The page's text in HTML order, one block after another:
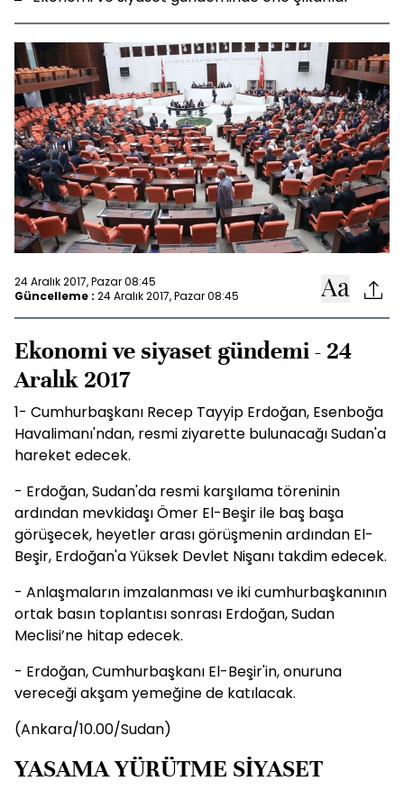
24 Aralık 2017, Pazar 08:45
Güncelleme : 24 Aralık 2017, Pazar 08:45
Ekonomi ve siyaset gündemi - 24
Aralık 2017
1- Cumhurbaşkanı Recep Tayyip Erdoğan, Esenboğa
Havalimanı'ndan, resmi ziyarette bulunacağı Sudan'a
hareket edecek.
- Erdoğan, Sudan'da resmi karşılama töreninin
ardından mevkidaşı Ömer El-Beşir ile baş başa
görüşecek, heyetler arası görüşmenin ardından El-
Beşir, Erdoğan'a Yüksek Devlet Nişanı takdim edecek.
- Anlaşmaların imzalanması ve iki cumhurbaşkanının
ortak basın toplantısı sonrası Erdoğan, Sudan
Meclisi’ne hitap edecek.
- Erdoğan, Cumhurbaşkanı El-Beşir'in, onuruna
vereceği akşam yemeğine de katılacak.
(Ankara/10.00/Sudan)
YASAMA YÜRÜTME SİYASET